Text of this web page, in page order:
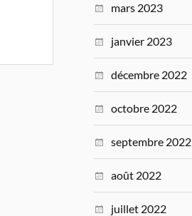
mars 2023
janvier 2023
décembre 2022
octobre 2022
septembre 2022
août 2022
juillet 2022